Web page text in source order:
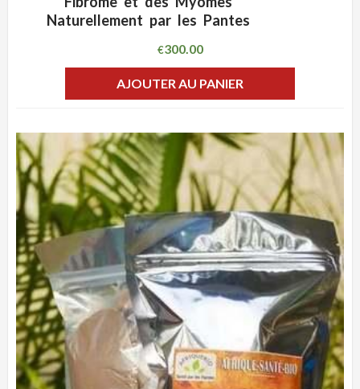
Naturellement par les Pantes
€300.00
AJOUTER AU PANIER